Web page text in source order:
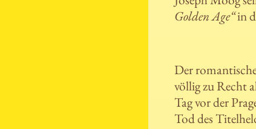
Golden Age“in
Der
völlig zu Recht
Tag vor der
Tod des